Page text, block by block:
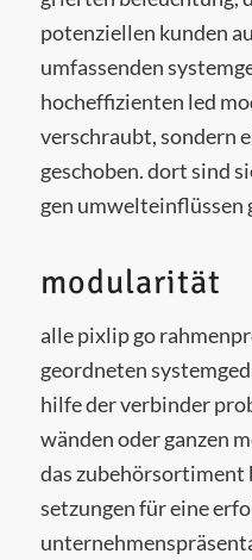
poten­zi­el­len kun­den
umfas­sen­den
hoch­ef­fi­zi­en­ten led
ver­schraubt, son­dern
gescho­ben. dort sind
gen umwelt­ein­flüs­sen
modularität
alle pixlip go
ge­ord­ne­ten
hil­fe der ver­bin­der
wän­den oder gan­zen
das
set­zun­gen für eine